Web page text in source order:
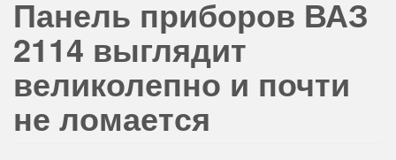
Панель приборов ВАЗ
2114 выглядит
великолепно и почти
не ломается